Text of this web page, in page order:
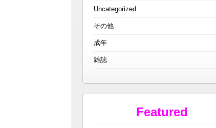
Uncategorized
その他
成年
雑誌
Featured